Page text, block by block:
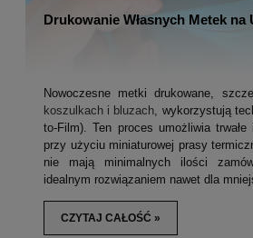
Drukowanie Własnych Metek na
Nowoczesne metki drukowane,
koszulkach i bluzach , wykorzystują
to-Film). Ten proces umożliwia
przy użyciu miniaturowej prasy
nie mają minimalnych ilości
idealnym rozwiązaniem nawet dla
CZYTAJ CAŁOŚĆ »